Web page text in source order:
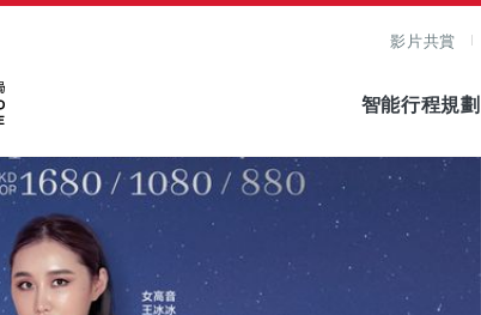
影片共賞
智能行程規劃
查看原圖